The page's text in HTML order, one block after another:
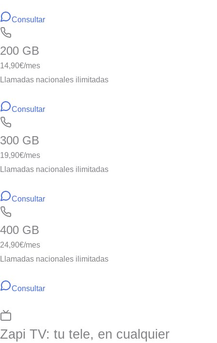
Consultar
200 GB
14,90€/mes
Llamadas nacionales ilimitadas
Consultar
300 GB
19,90€/mes
Llamadas nacionales ilimitadas
Consultar
400 GB
24,90€/mes
Llamadas nacionales ilimitadas
Consultar
Zapi TV: tu tele, en cualquier